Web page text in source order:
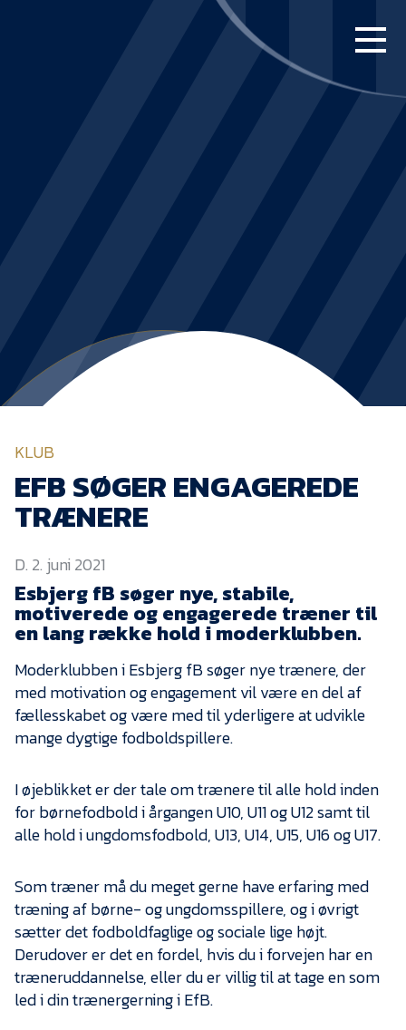
BLUE WATER
NYHEDER
Sydvestjysk Fodbold
Samarbejde
Blue Water Arena
Aktionærinformation
Kontakt
Job i EfB
Presse
KLUB
EFB SØGER ENGAGEREDE
TRÆNERE
D. 2. juni 2021
Esbjerg fB søger nye, stabile,
motiverede og engagerede træner til
en lang række hold i moderklubben.
Moderklubben i Esbjerg fB søger nye trænere, der
med motivation og engagement vil være en del af
fællesskabet og være med til yderligere at udvikle
mange dygtige fodboldspillere.
I øjeblikket er der tale om trænere til alle hold inden
for børnefodbold i årgangen U10, U11 og U12 samt til
alle hold i ungdomsfodbold, U13, U14, U15, U16 og U17.
Som træner må du meget gerne have erfaring med
træning af børne- og ungdomsspillere, og i øvrigt
sætter det fodboldfaglige og sociale lige højt.
Derudover er det en fordel, hvis du i forvejen har en
træneruddannelse, eller du er villig til at tage en som
led i din trænergerning i EfB.